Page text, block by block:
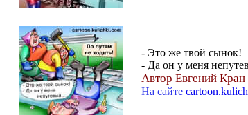
- Это же твой сынок!
- Да он у меня
Автор Евгений Кран
На сайте